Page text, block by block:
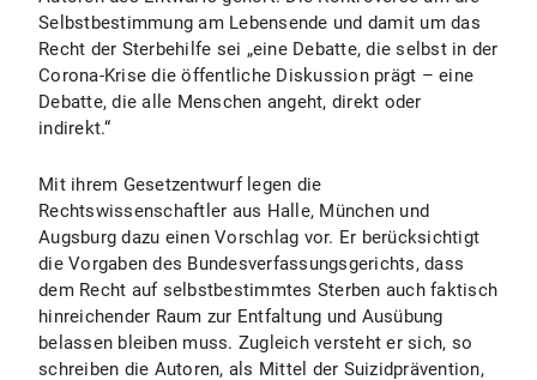
Selbstbestimmung am Lebensende und damit um das
Recht der Sterbehilfe sei „eine Debatte, die selbst in der
Corona-Krise die öffentliche Diskussion prägt – eine
Debatte, die alle Menschen angeht, direkt oder
indirekt.“
Mit ihrem Gesetzentwurf legen die
Rechtswissenschaftler aus Halle, München und
Augsburg dazu einen Vorschlag vor. Er berücksichtigt
die Vorgaben des Bundesverfassungsgerichts, dass
dem Recht auf selbstbestimmtes Sterben auch faktisch
hinreichender Raum zur Entfaltung und Ausübung
belassen bleiben muss. Zugleich versteht er sich, so
schreiben die Autoren, als Mittel der Suizidprävention,